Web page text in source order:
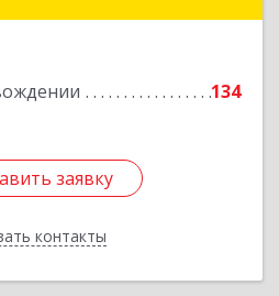
134
заявку
контакты
заявку
Назад